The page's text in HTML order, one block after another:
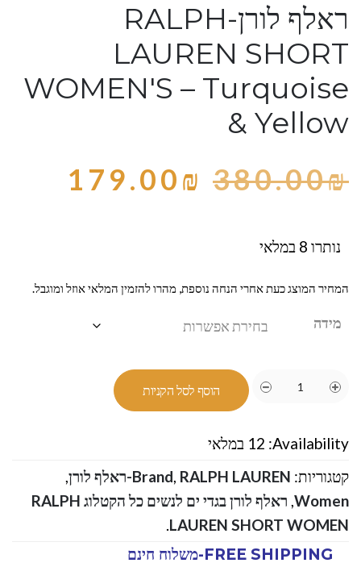
ראלף לורן-RALPH
LAUREN SHORT
WOMEN'S – Turquoise
& Yellow
380.00₪
179.00₪
נותרו 8 במלאי
המחיר המוצג כעת אחרי הנחה נוספת, מהרו להזמין המלאי אוזל ומוגבל.
מידה
הוסף לסל הקניות
Availability: 12 במלאי
קטגוריות:
Brand, RALPH LAUREN-ראלף לורן
,
Women
,
ראלף לורן בגדי ים לנשים כל הקטלוג RALPH
LAUREN SHORT WOMEN
.
FREE SHIPPING-משלוח חינם